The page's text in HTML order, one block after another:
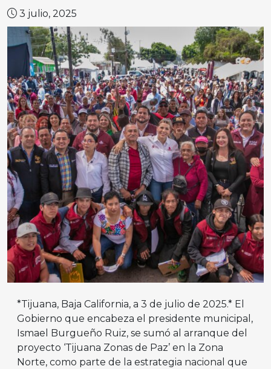
3 julio, 2025
*Tijuana, Baja California, a 3 de julio de 2025.* El
Gobierno que encabeza el presidente municipal,
Ismael Burgueño Ruiz, se sumó al arranque del
proyecto ‘Tijuana Zonas de Paz’ en la Zona
Norte, como parte de la estrategia nacional que